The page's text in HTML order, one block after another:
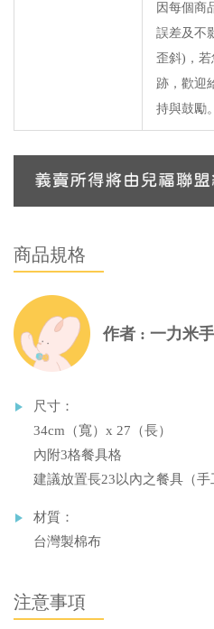
因每個商
誤差及不
歪斜)，若
跡，歡迎
持與鼓勵。
商品規格
作者 : 一力米
尺寸：
34cm（寬）x 27（長）
內附3格餐具格
建議放置長23以內之餐具（手
材質：
台灣製棉布
注意事項